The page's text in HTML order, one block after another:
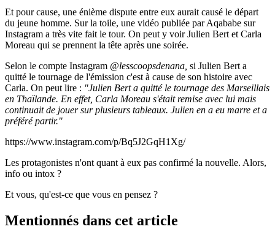
Et pour cause, une énième dispute entre eux aurait causé le départ
du jeune homme. Sur la toile, une vidéo publiée par Aqababe sur
Instagram a très vite fait le tour. On peut y voir Julien Bert et Carla
Moreau qui se prennent la tête après une soirée.
Selon le compte Instagram @lesscoopsdenana, si Julien Bert a
quitté le tournage de l'émission c'est à cause de son histoire avec
Carla. On peut lire : "Julien Bert a quitté le tournage des Marseillais
en Thaïlande. En effet, Carla Moreau s'était remise avec lui mais
continuait de jouer sur plusieurs tableaux. Julien en a eu marre et a
préféré partir."
https://www.instagram.com/p/Bq5J2GqH1Xg/
Les protagonistes n'ont quant à eux pas confirmé la nouvelle. Alors,
info ou intox ?
Et vous, qu'est-ce que vous en pensez ?
Mentionnés dans cet article